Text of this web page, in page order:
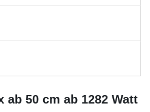
ab 50 cm ab 1282 Watt